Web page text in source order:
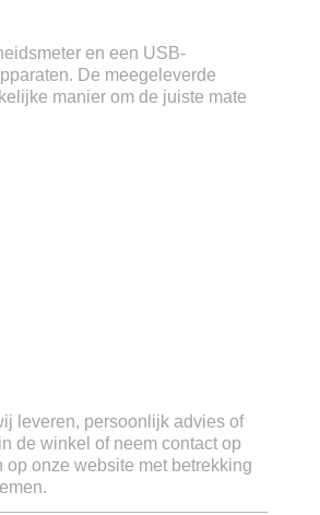
en een USB-
De meegeleverde
manier om de juiste mate
leveren, persoonlijk advies of
de winkel of neem contact op
onze website met betrekking